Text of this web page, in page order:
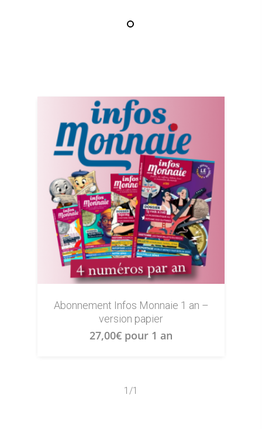
Abonnement Infos Monnaie 1 an –
version papier
27,00€ pour 1 an
1/1